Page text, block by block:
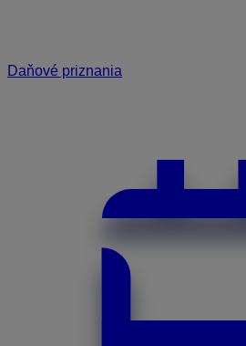
Daňové priznania